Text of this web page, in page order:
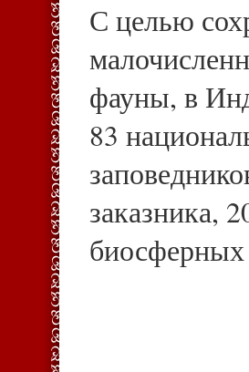
С целью
фауны, в
83
заказника,
биосферных